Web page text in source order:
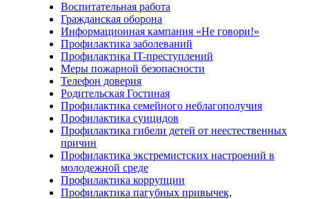
Воспитательная работа
Гражданская оборона
Информационная кампания «Не говори!»
Профилактика заболеваний
Профилактика IT-преступлений
Меры пожарной безопасности
Телефон доверия
Родительская Гостиная
Профилактика семейного неблагополучия
Профилактика суицидов
Профилактика гибели детей от неестественных
причин
Профилактика экстремистских настроений в
молодежной среде
Профилактика коррупции
Профилактика пагубных привычек,